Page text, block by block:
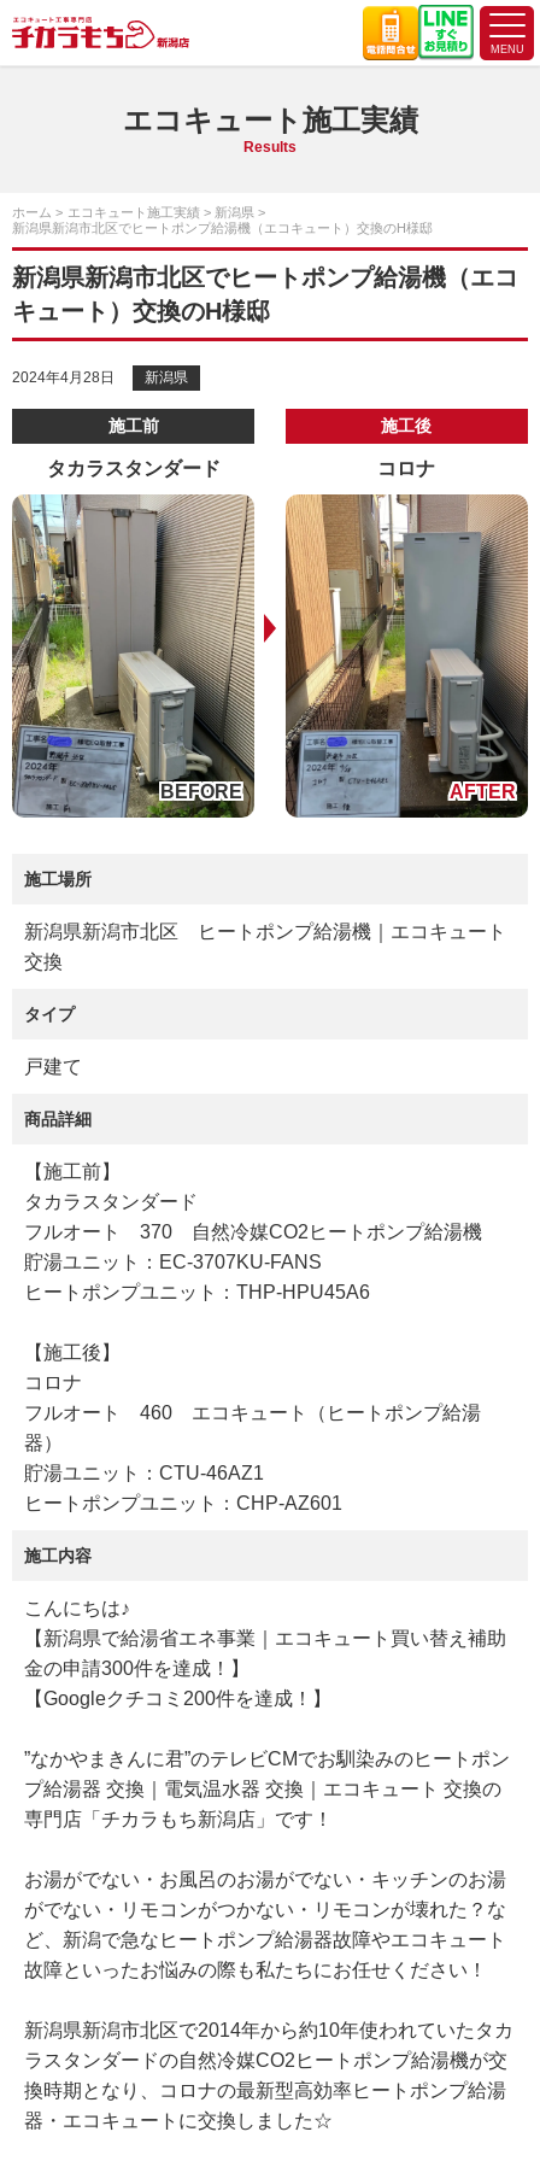
エコキュート施工実績
Results
ホーム エコキュート施工実績
新潟県
新潟県新潟市北区でヒートポンプ給湯機（エコキュート）交換のH様邸
新潟県新潟市北区でヒートポンプ給湯機（エコ
キュート）交換のH様邸
2024年4月28日 新潟県
施工前
タカラスタンダード
施工後
コロナ
施工場所
新潟県新潟市北区 ヒートポンプ給湯機｜エコキュート
交換
タイプ
戸建て
商品詳細
【施工前】
タカラスタンダード
フルオート 370 自然冷媒CO2ヒートポンプ給湯機
貯湯ユニット：EC-3707KU-FANS
ヒートポンプユニット：THP-HPU45A6
【施工後】
コロナ
フルオート 460 エコキュート（ヒートポンプ給湯
器）
貯湯ユニット：CTU-46AZ1
ヒートポンプユニット：CHP-AZ601
施工内容
こんにちは♪
【新潟県で給湯省エネ事業｜エコキュート買い替え補助
金の申請300件を達成！】
【Googleクチコミ200件を達成！】
”なかやまきんに君”のテレビCMでお馴染みのヒートポン
プ給湯器 交換｜電気温水器 交換｜エコキュート 交換の
専門店「チカラもち新潟店」です！
お湯がでない・お風呂のお湯がでない・キッチンのお湯
がでない・リモコンがつかない・リモコンが壊れた？な
ど、新潟で急なヒートポンプ給湯器故障やエコキュート
故障といったお悩みの際も私たちにお任せください！
新潟県新潟市北区で2014年から約10年使われていたタカ
ラスタンダードの自然冷媒CO2ヒートポンプ給湯機が交
換時期となり、コロナの最新型高効率ヒートポンプ給湯
器・エコキュートに交換しました☆